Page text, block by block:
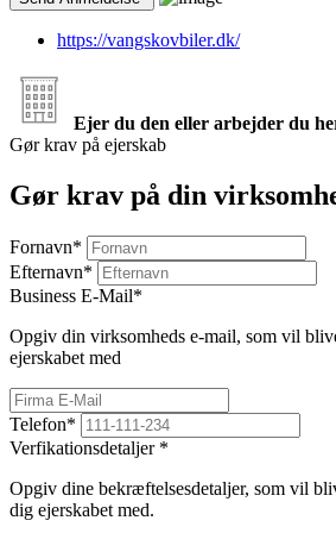
https://vangskovbiler.dk/
Ejer du den eller arbejder du
Gør krav på ejerskab
Gør krav på din
Fornavn*
Efternavn*
Business E-Mail*
Opgiv din virksomheds e-mail, som vil
ejerskabet med
Telefon*
Verfikationsdetaljer *
Opgiv dine bekræftelsesdetaljer, som vil
dig ejerskabet med.